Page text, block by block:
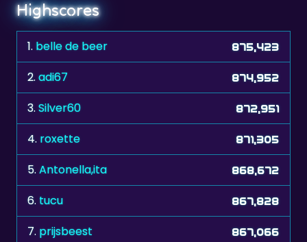
1. belle de beer
2.adi67 874,952
3. Silver60 872,951
4.roxette 871,305
5. Antonella,ita 868,672
6. tucu 867,828
7. prijsbeest 867,066
8. Nicoleta58 866,287